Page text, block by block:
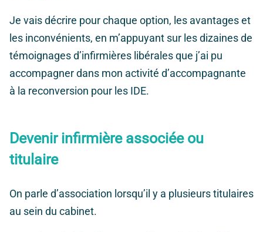
Je vais décrire pour chaque option, les avantages et
les inconvénients, en m’appuyant sur les dizaines de
témoignages d’infirmières libérales que j’ai pu
accompagner dans mon activité d’accompagnante
à la reconversion pour les IDE.
Devenir infirmière associée ou
titulaire
On parle d’association lorsqu’il y a plusieurs titulaires
au sein du cabinet.